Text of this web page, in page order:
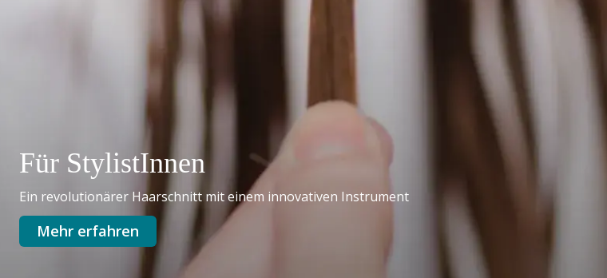
Für StylistInnen
Ein revolutionärer Haarschnitt mit einem innovativen Instrument
Mehr erfahren